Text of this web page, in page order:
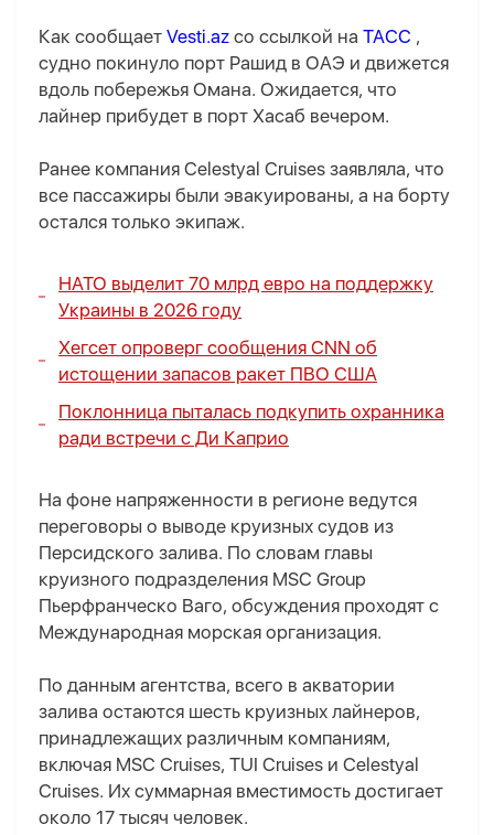
Как сообщает Vesti.az со ссылкой на ТАСС ,
судно покинуло порт Рашид в ОАЭ и движется
вдоль побережья Омана. Ожидается, что
лайнер прибудет в порт Хасаб вечером.
Ранее компания Celestyal Cruises заявляла, что
все пассажиры были эвакуированы, а на борту
остался только экипаж.
НАТО выделит 70 млрд евро на поддержку
Украины в 2026 году
Хегсет опроверг сообщения CNN об
истощении запасов ракет ПВО США
Поклонница пыталась подкупить охранника
ради встречи с Ди Каприо
На фоне напряженности в регионе ведутся
переговоры о выводе круизных судов из
Персидского залива. По словам главы
круизного подразделения MSC Group
Пьерфранческо Ваго, обсуждения проходят с
Международная морская организация.
По данным агентства, всего в акватории
залива остаются шесть круизных лайнеров,
принадлежащих различным компаниям,
включая MSC Cruises, TUI Cruises и Celestyal
Cruises. Их суммарная вместимость достигает
около 17 тысяч человек.